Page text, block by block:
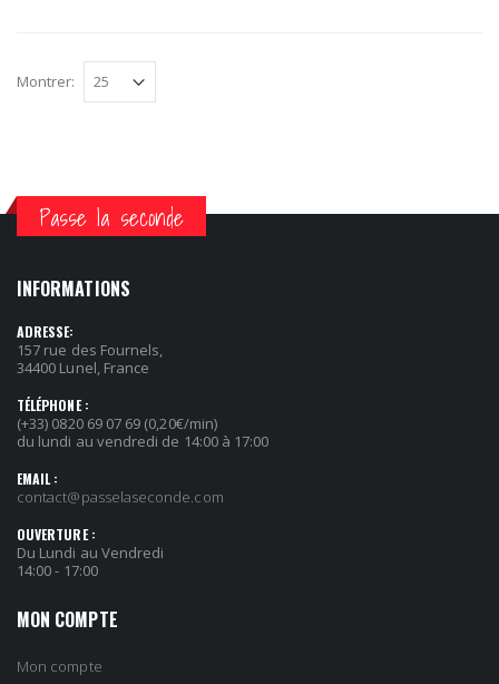
Montrer:
Passe la seconde
INFORMATIONS
ADRESSE:
157 rue des Fournels,
34400 Lunel, France
TÉLÉPHONE :
(+33) 0820 69 07 69 (0,20€/min)
du lundi au vendredi de 14:00 à 17:00
EMAIL :
contact@passelaseconde.com
OUVERTURE :
Du Lundi au Vendredi
14:00 - 17:00
MON COMPTE
Mon compte